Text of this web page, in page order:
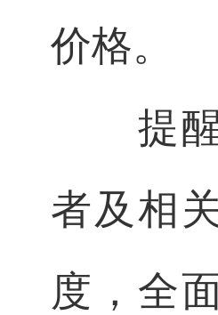
价格。
提醒
者及相
度，全